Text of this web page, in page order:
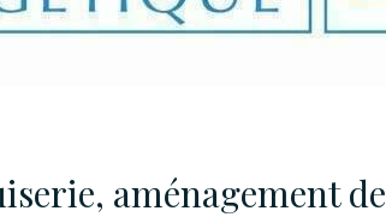
aménagement de